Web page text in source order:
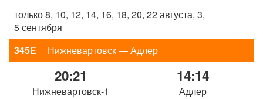
только 8, 10, 12, 14, 16, 18, 20, 22 августа, 3,
5 сентября
345Е
Нижневартовск — Адлер
20:21
Нижневартовск-1
14:14
Адлер